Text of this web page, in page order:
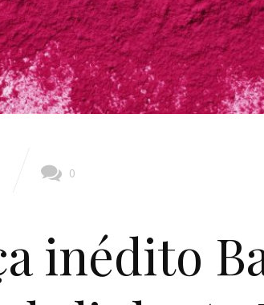
0
inédito